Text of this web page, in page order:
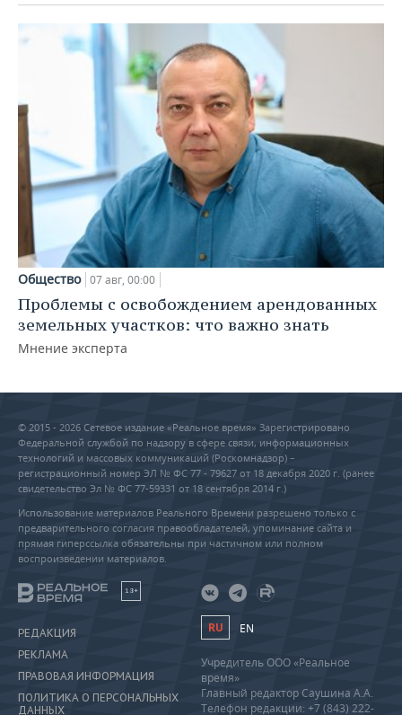
Общество 07 авг, 00:00
Проблемы с освобождением арендованных
земельных участков: что важно знать
Мнение эксперта
© 2015 - 2026 Сетевое издание «Реальное время» Зарегистрировано
Федеральной службой по надзору в сфере связи, информационных
технологий и массовых коммуникаций (Роскомнадзор) –
регистрационный номер ЭЛ № ФС 77 - 79627 от 18 декабря 2020 г. (ранее
свидетельство Эл № ФС 77-59331 от 18 сентября 2014 г.)
Использование материалов Реального Времени разрешено только с
предварительного согласия правообладателей, упоминание сайта и
прямая гиперссылка обязательны при частичном или полном
воспроизведении материалов.
18+
РЕДАКЦИЯ
РЕКЛАМА
ПРАВОВАЯ ИНФОРМАЦИЯ
ПОЛИТИКА О ПЕРСОНАЛЬНЫХ
ДАННЫХ
RU EN
Учредитель ООО «Реальное
время»
Главный редактор Саушина А.А.
Телефон редакции: +7 (843) 222-